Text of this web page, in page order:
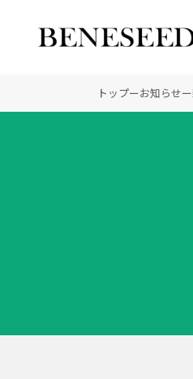
公式オンラインショップ
ビジネスサイト
トップーお知らせー